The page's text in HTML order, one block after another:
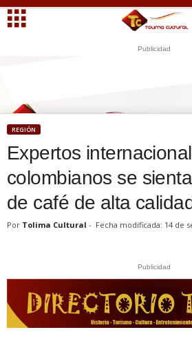
Publicidad
REGIÓN
Expertos
colombianos se
de café de alta
Por Tolima Cultural - Fecha modificada: 14 de
Publicidad